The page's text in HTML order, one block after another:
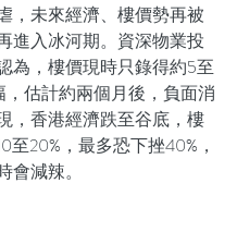
，未來經濟、樓價勢再被
進入冰河期。資深物業投
為，樓價現時只錄得約5至
，估計約兩個月後，負面消
，香港經濟跌至谷底，樓
至20%，最多恐下挫40%，
會減辣。